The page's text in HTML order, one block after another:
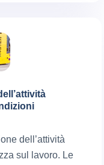
dell’attività
sul lavoro. Le